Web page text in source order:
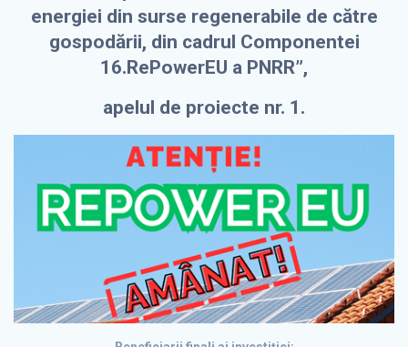
energiei din surse regenerabile de către
gospodării, din cadrul Componentei
16.RePowerEU a PNRR”,
apelul de proiecte nr. 1.